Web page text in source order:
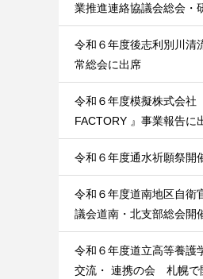
業推進連絡協議会総会・
令和６年度後志利別川清
常総会に出席
令和６年度模擬株式会社
FACTORY 』事業報告に
令和６年度通水祈願祭開
令和６年度道南地区自衛
議会道南・北支部総会開
令和６年度道立高等養護
交流・ 連携の会 札幌で